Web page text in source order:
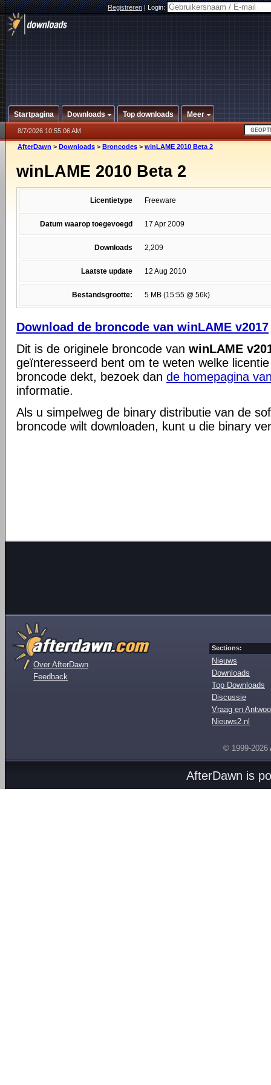
Registreren|Login:
Startpagina Downloads Top downloads Meer
8/7/2026 10:55:06 AM
AfterDawn > Downloads > Broncodes > winLAME 2010 Beta 2
winLAME 2010 Beta 2
Licentietype Freeware
Datum waarop toegevoegd 17 Apr 2009
Downloads 2,209
Laatste update 12 Aug 2010
Bestandsgrootte: 5 MB (15:55 @ 56k)
Download de broncode van winLAME v2017
Dit is de originele broncode van winLAME
geïnteresseerd bent om te weten welke
broncode dekt, bezoek dan de homepagina
informatie.
Als u simpelweg de binary distributie van de
broncode wilt downloaden, kunt u die binary
Over AfterDawn
Feedback
Sections:
Nieuws
Downloads
Top Downloads
Discussie
Vraag en
Nieuws2.nl
© 1999-2026
AfterDawn is